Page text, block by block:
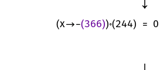
(x→−(366))∘(244) = 0